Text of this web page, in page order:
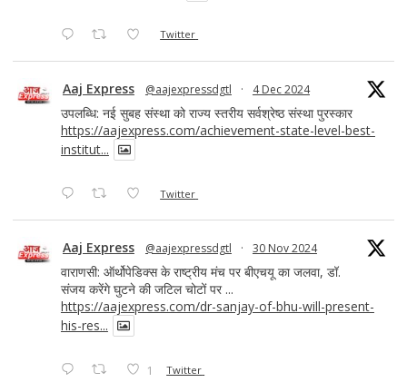
Twitter
Aaj Express @aajexpressdgtl · 4 Dec 2024
उपलब्धि: नई सुबह संस्था को राज्य स्तरीय सर्वश्रेष्ठ संस्था पुरस्कार
https://aajexpress.com/achievement-state-level-best-
institut...
Twitter
Aaj Express @aajexpressdgtl · 30 Nov 2024
वाराणसी: ऑर्थोपेडिक्स के राष्ट्रीय मंच पर बीएचयू का जलवा, डॉ.
संजय करेंगे घुटने की जटिल चोटों पर ...
https://aajexpress.com/dr-sanjay-of-bhu-will-present-
his-res...
1 Twitter